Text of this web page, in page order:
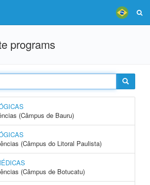
programs
(Câmpus de Bauru)
(Câmpus do Litoral Paulista)
(Câmpus de Botucatu)